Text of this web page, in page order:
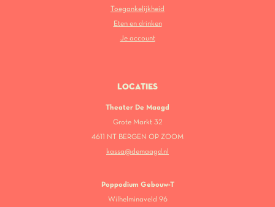
Toegankelijkheid
Eten en drinken
Je account
LOCATIES
Theater De Maagd
Grote Markt 32
4611 NT BERGEN OP ZOOM
kassa@demaagd.nl
Poppodium Gebouw-T
Wilhelminaveld 96